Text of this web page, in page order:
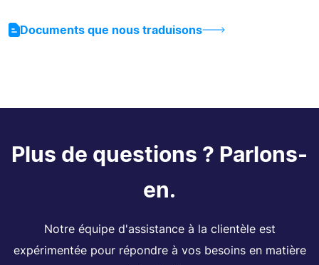
Documents que nous traduisons
Plus de questions ? Parlons-
en.
Notre équipe d'assistance à la clientèle est
expérimentée pour répondre à vos besoins en matière